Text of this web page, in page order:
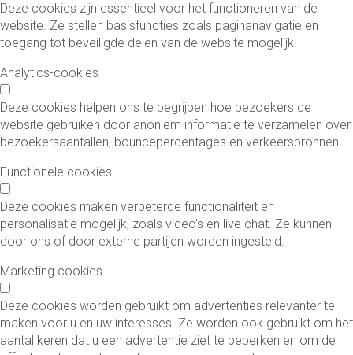
Deze cookies zijn essentieel voor het functioneren van de
website. Ze stellen basisfuncties zoals paginanavigatie en
toegang tot beveiligde delen van de website mogelijk.
Analytics-cookies
Deze cookies helpen ons te begrijpen hoe bezoekers de
website gebruiken door anoniem informatie te verzamelen over
bezoekersaantallen, bouncepercentages en verkeersbronnen.
Functionele cookies
Deze cookies maken verbeterde functionaliteit en
personalisatie mogelijk, zoals video's en live chat. Ze kunnen
door ons of door externe partijen worden ingesteld.
Marketing cookies
Deze cookies worden gebruikt om advertenties relevanter te
maken voor u en uw interesses. Ze worden ook gebruikt om het
aantal keren dat u een advertentie ziet te beperken en om de